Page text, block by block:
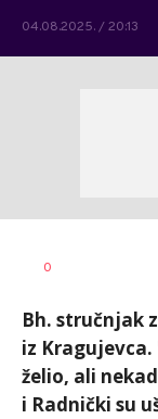
04.08.2025. / 20:13
AUTOR
0
Bh. stručnjak
iz
želio, ali
i Radnički su